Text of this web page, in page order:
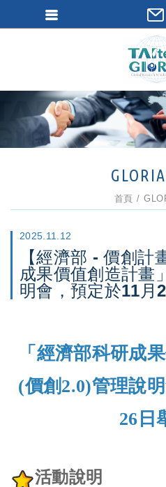
首頁
2025.11.12
【經濟部 - 價創計
成果價值創造計畫
明會，預定於11月
「經濟部科研成
(價創2.0)管理說
26日
活動說明